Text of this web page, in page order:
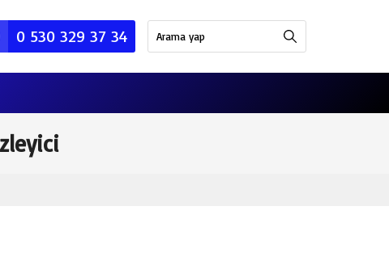
0 530 329 37 34